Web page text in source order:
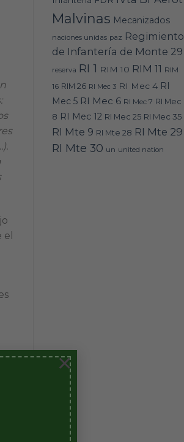
×
Malvinas Mecanizados
naciones unidas paz Regimiento
de Infantería de Monte 29
reserva RI 1 RIM 10 RIM 11 RIM
16 RIM 26 RI Mec 3 RI Mec 4 RI
Mec 5 RI Mec 6 RI Mec 7 RI Mec
8 RI Mec 12 RI Mec 25 RI Mec 35
RI Mte 9 RI Mte 28 RI Mte 29
RI Mte 30 un united nation